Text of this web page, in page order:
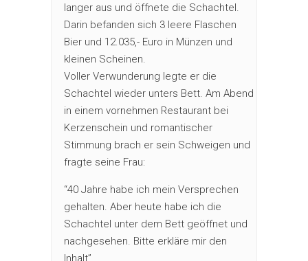
langer aus und öffnete die Schachtel.
Darin befanden sich 3 leere Flaschen
Bier und 12.035,- Euro in Münzen und
kleinen Scheinen.
Voller Verwunderung legte er die
Schachtel wieder unters Bett. Am Abend
in einem vornehmen Restaurant bei
Kerzenschein und romantischer
Stimmung brach er sein Schweigen und
fragte seine Frau:
“40 Jahre habe ich mein Versprechen
gehalten. Aber heute habe ich die
Schachtel unter dem Bett geöffnet und
nachgesehen. Bitte erkläre mir den
Inhalt”.